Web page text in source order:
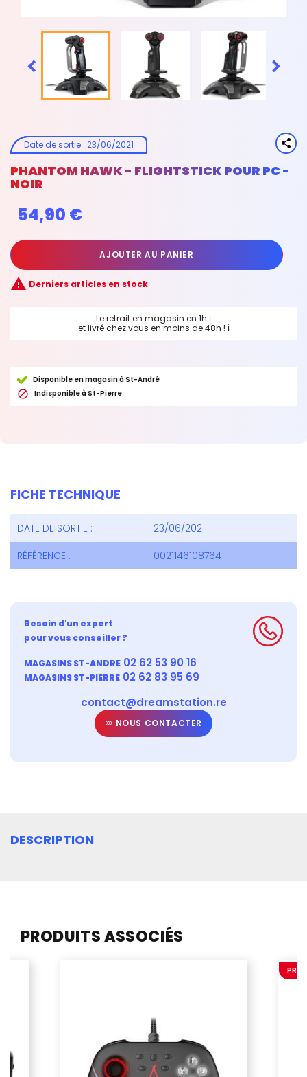
 
Date de sortie : 23/06/2021
PHANTOM HAWK - FLIGHTSTICK POUR PC -
NOIR
54,90 €
AJOUTER AU PANIER
 Derniers articles en stock
Le retrait en magasin en 1h ℹ
et livré chez vous en moins de 48h ! ℹ
Disponible en magasin à St-André
 Indisponible à St-Pierre
FICHE TECHNIQUE
DATE DE SORTIE :
23/06/2021
RÉFÉRENCE :
0021146108764
Besoin d'un expert
pour vous conseiller ?
MAGASINS ST-ANDRE 02 62 53 90 16
MAGASINS ST-PIERRE 02 62 83 95 69
contact@dreamstation.re
NOUS CONTACTER
DESCRIPTION
PRODUITS ASSOCIÉS